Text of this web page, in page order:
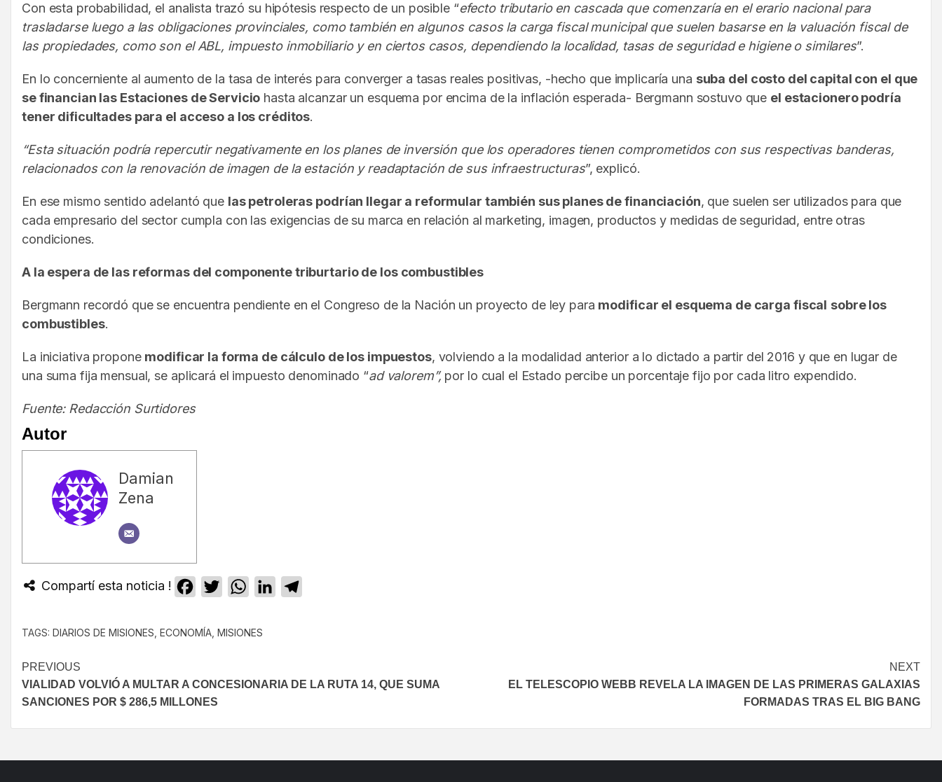
Con esta probabilidad, el analista trazó su hipótesis respecto de un posible “efecto tributario en cascada que comenzaría en el erario nacional para
trasladarse luego a las obligaciones provinciales, como también en algunos casos la carga fiscal municipal que suelen basarse en la valuación fiscal de
las propiedades, como son el ABL, impuesto inmobiliario y en ciertos casos, dependiendo la localidad, tasas de seguridad e higiene o similares”.
En lo concerniente al aumento de la tasa de interés para converger a tasas reales positivas, -hecho que implicaría una suba del costo del capital con el que
se financian las Estaciones de Servicio hasta alcanzar un esquema por encima de la inflación esperada- Bergmann sostuvo que el estacionero podría
tener dificultades para el acceso a los créditos.
“Esta situación podría repercutir negativamente en los planes de inversión que los operadores tienen comprometidos con sus respectivas banderas,
relacionados con la renovación de imagen de la estación y readaptación de sus infraestructuras”, explicó.
En ese mismo sentido adelantó que las petroleras podrían llegar a reformular también sus planes de financiación, que suelen ser utilizados para que
cada empresario del sector cumpla con las exigencias de su marca en relación al marketing, imagen, productos y medidas de seguridad, entre otras
condiciones.
A la espera de las reformas del componente triburtario de los combustibles
Bergmann recordó que se encuentra pendiente en el Congreso de la Nación un proyecto de ley para modificar el esquema de carga fiscal sobre los
combustibles.
La iniciativa propone modificar la forma de cálculo de los impuestos, volviendo a la modalidad anterior a lo dictado a partir del 2016 y que en lugar de
una suma fija mensual, se aplicará el impuesto denominado “ad valorem”,por lo cual el Estado percibe un porcentaje fijo por cada litro expendido.
Fuente: Redacción Surtidores
Autor
Damian
Zena
Compartí esta noticia ! Facebook
TwitterWhatsApp
LinkedIn
TAGS: DIARIOS DE MISIONES ECONOMÍA MISIONES
PREVIOUS
VIALIDAD VOLVIÓ A MULTAR A CONCESIONARIA DE LA RUTA 14, QUE SUMA
SANCIONES POR $ 286,5 MILLONES
NEXT
EL TELESCOPIO WEBB REVELA LA IMAGEN DE LAS PRIMERAS GALAXIAS
FORMADAS TRAS EL BIG BANG